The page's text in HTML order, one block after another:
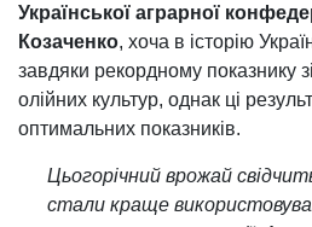
Української аграрної
Козаченко, хоча в історію
завдяки рекордному показнику
олійних культур, однак ці
оптимальних показників.
Цьогорічний врожай
стали краще